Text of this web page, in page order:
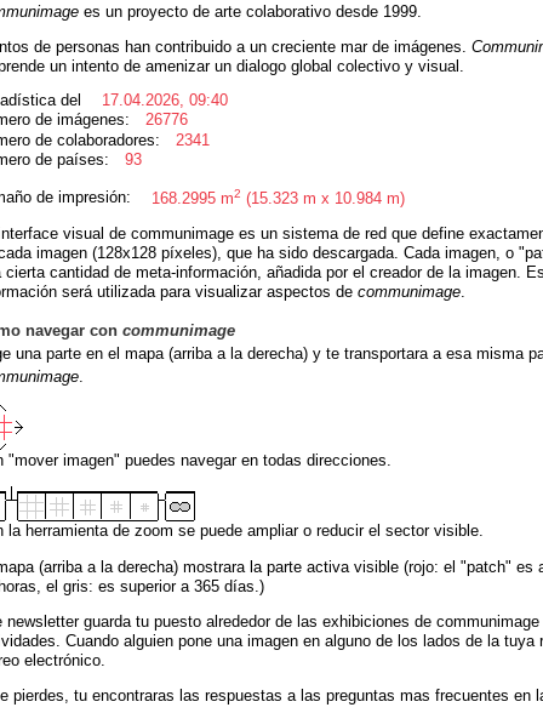
es un proyecto de arte colaborativo desde 1999.
de personas han contribuido a un creciente mar de imágenes.
un intento de amenizar un dialogo global colectivo y visual.
del
17.04.2026, 09:40
de imágenes:
26776
de colaboradores:
2341
de países:
93
de impresión: 168.2995 m2 (15.323 m x 10.984 m)
visual de communimage es un sistema de red que define
imagen (128x128 píxeles), que ha sido descargada. Cada imagen, o
cierta cantidad de meta-información, añadida por el creador de la imagen.
será utilizada para visualizar aspectos de communimage.
navegar con communimage
una parte en el mapa (arriba a la derecha) y te transportara a esa misma
"mover imagen" puedes navegar en todas direcciones.
la herramienta de zoom se puede ampliar o reducir el sector visible.
(arriba a la derecha) mostrara la parte activa visible (rojo: el "patch" es
el gris: es superior a 365 días.)
newsletter guarda tu puesto alrededor de las exhibiciones de
Cuando alguien pone una imagen en alguno de los lados de la tuya
electrónico.
pierdes, tu encontraras las respuestas a las preguntas mas frecuentes en